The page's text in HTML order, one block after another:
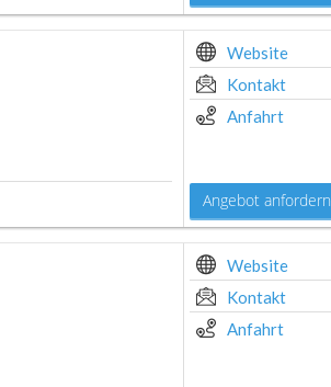
Website
Kontakt
Anfahrt
Angebot anfordern
Website
Kontakt
Anfahrt